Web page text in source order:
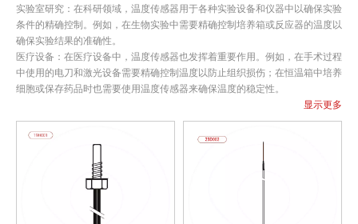
实验室研究：在科研领域，温度传感器用于各种实验设备和仪器中以确保实验
条件的精确控制。例如，在生物实验中需要精确控制培养箱或反应器的温度以
确保实验结果的准确性。
医疗设备：在医疗设备中，温度传感器也发挥着重要作用。例如，在手术过程
中使用的电刀和激光设备需要精确控制温度以防止组织损伤；在恒温箱中培养
细胞或保存药品时也需要使用温度传感器来确保温度的稳定性。
显示更多